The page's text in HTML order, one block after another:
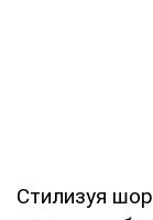
Стилизуя